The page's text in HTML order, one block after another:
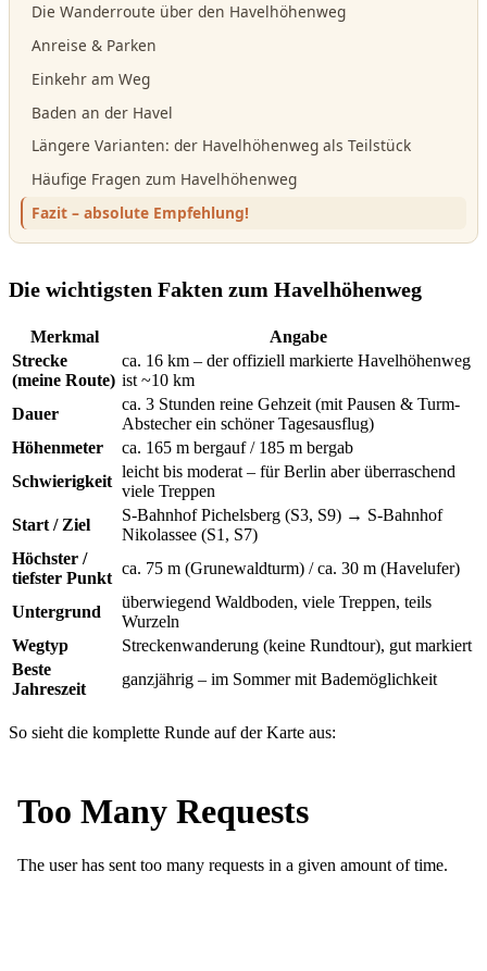
Die Wanderroute über den Havelhöhenweg
Anreise & Parken
Einkehr am Weg
Baden an der Havel
Längere Varianten: der Havelhöhenweg als Teilstück
Häufige Fragen zum Havelhöhenweg
Fazit – absolute Empfehlung!
Die wichtigsten Fakten zum Havelhöhenweg
Merkmal
Angabe
Strecke
(meine Route)
ca. 16 km – der offiziell markierte Havelhöhenweg
ist ~10 km
Dauer
ca. 3 Stunden reine Gehzeit (mit Pausen & Turm-
Abstecher ein schöner Tagesausflug)
Höhenmeter
ca. 165 m bergauf / 185 m bergab
Schwierigkeit
leicht bis moderat – für Berlin aber überraschend
viele Treppen
Start / Ziel
S-Bahnhof Pichelsberg (S3, S9) → S-Bahnhof
Nikolassee (S1, S7)
Höchster /
tiefster Punkt
ca. 75 m (Grunewaldturm) / ca. 30 m (Havelufer)
Untergrund
überwiegend Waldboden, viele Treppen, teils
Wurzeln
Wegtyp
Streckenwanderung (keine Rundtour), gut markiert
Beste
Jahreszeit
ganzjährig – im Sommer mit Bademöglichkeit
So sieht die komplette Runde auf der Karte aus: